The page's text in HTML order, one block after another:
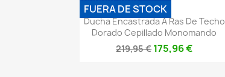
Vista rápida
Ducha Encastrada A Ras De Techo
Dorado Cepillado Monomando
219,95 €175,96 €
FUERA DE STOCK